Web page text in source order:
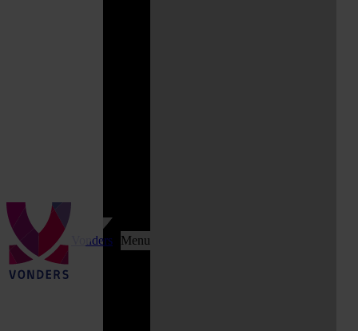
Vonders Menu